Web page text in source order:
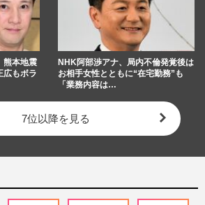
熊本地震
広もボラ
NHK阿部渉アナ、局内不倫発覚後は
お相手女性とともに“在宅勤務”も
「業務内容は…
7位以降を見る